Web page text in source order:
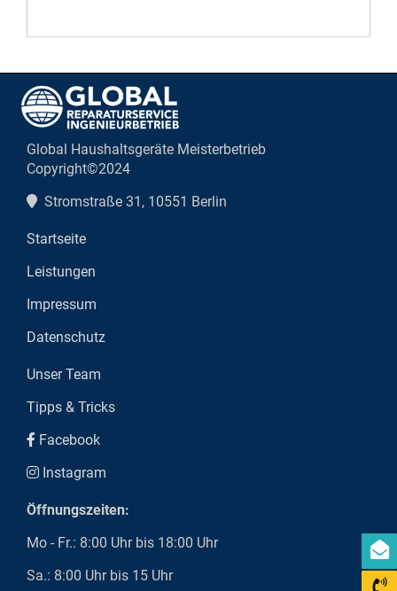
Global Haushaltsgeräte Meisterbetrieb
Copyright©2024
Stromstraße 31, 10551 Berlin
Startseite
Leistungen
Impressum
Datenschutz
Unser Team
Tipps & Tricks
Facebook
Instagram
Öffnungszeiten:
Mo - Fr.: 8:00 Uhr bis 18:00 Uhr
Sa.: 8:00 Uhr bis 15 Uhr